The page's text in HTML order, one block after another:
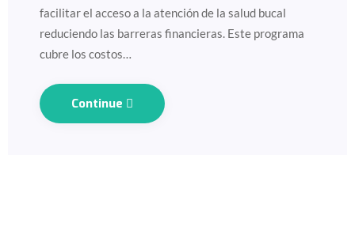
facilitar el acceso a la atención de la salud bucal
reduciendo las barreras financieras. Este programa
cubre los costos…
Continue